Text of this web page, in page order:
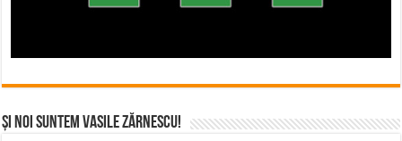
Și noi suntem Vasile Zărnescu!